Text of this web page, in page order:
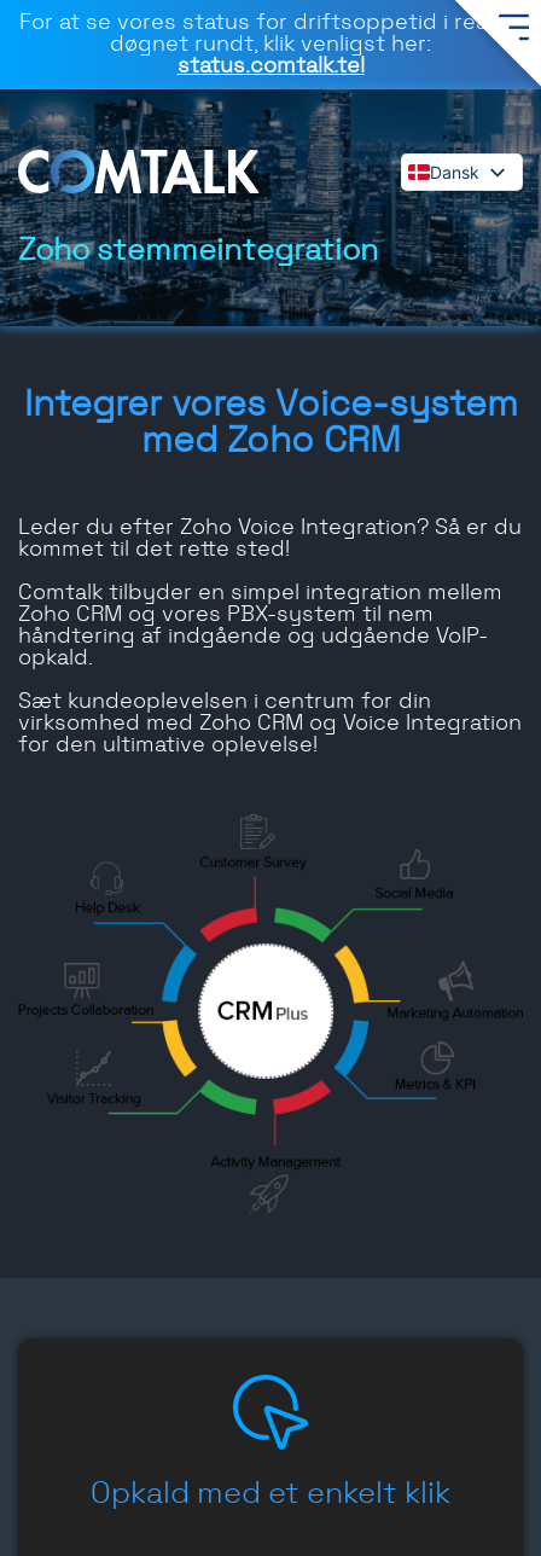
For at se vores status for driftsoppetid i realtid
døgnet rundt, klik venligst her:
status.comtalk.tel
Dansk
English
Español
Deutsch
Français
Română
Zoho stemmeintegration
Integrer vores Voice-system
med Zoho CRM
Leder du efter Zoho Voice Integration? Så er du
kommet til det rette sted!
Comtalk tilbyder en simpel integration mellem
Zoho CRM og vores PBX-system til nem
håndtering af indgående og udgående VoIP-
opkald.
Sæt kundeoplevelsen i centrum for din
virksomhed med Zoho CRM og Voice Integration
for den ultimative oplevelse!
Opkald med et enkelt klik